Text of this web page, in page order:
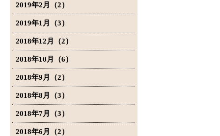
2019年2月（2）
2019年1月（3）
2018年12月（2）
2018年10月（6）
2018年9月（2）
2018年8月（3）
2018年7月（3）
2018年6月（2）